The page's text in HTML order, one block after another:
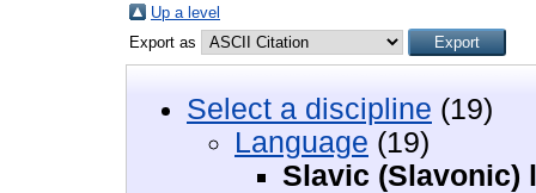
Up a level
Export as
Select a discipline (19)
Language (19)
Slavic (Slavonic)